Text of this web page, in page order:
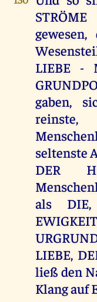
LIEBE -
gaben,
seltenste
DER
als
LIEBE,
ließ den
Klang auf